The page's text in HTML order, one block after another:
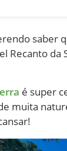
saber
Recanto da
é super
muita